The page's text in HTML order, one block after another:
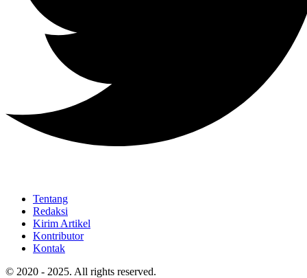
Tentang
Redaksi
Kirim Artikel
Kontributor
Kontak
© 2020 - 2025. All rights reserved.